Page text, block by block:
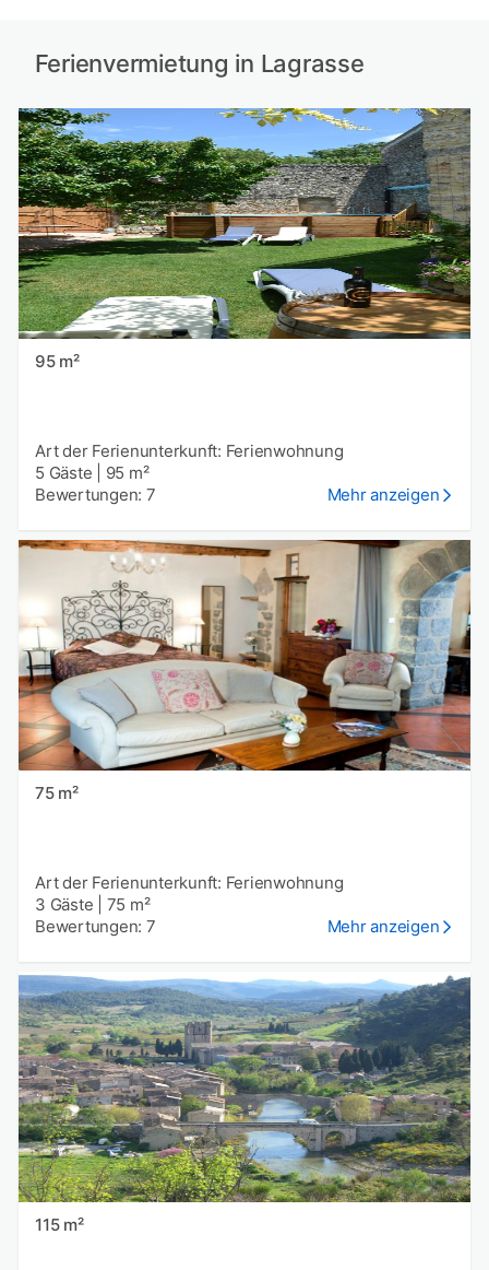
Ferienvermietung in Lagrasse
95 m²
Art der Ferienunterkunft: Ferienwohnung
5 Gäste
95 m²
Bewertungen: 7
Mehr anzeigen
75 m²
Art der Ferienunterkunft: Ferienwohnung
3 Gäste
75 m²
Bewertungen: 7
Mehr anzeigen
115 m²